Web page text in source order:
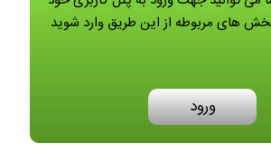
های مربوطه از این طریق وارد شوید
ورود